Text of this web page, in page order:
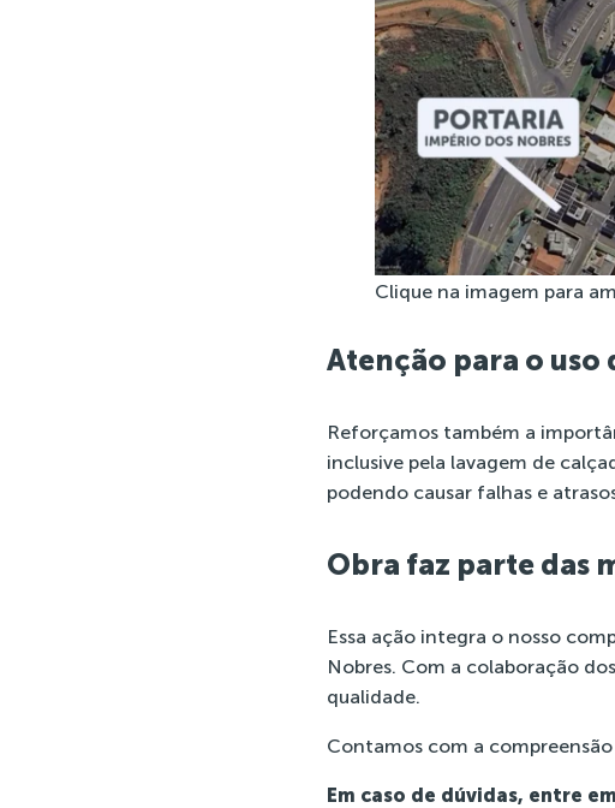
Clique na imagem para
Atenção para o uso
Reforçamos também a
inclusive pela lavagem de
podendo causar falhas e
Obra faz parte das
Essa ação integra o nosso
Nobres. Com a colaboração
qualidade.
Contamos com a
Em caso de dúvidas, entre